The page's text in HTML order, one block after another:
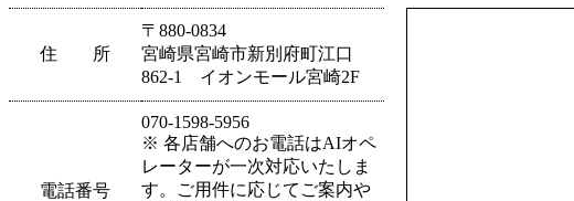
住 所
〒880-0834
宮崎県宮崎市新別府町江口
862-1 イオンモール宮崎2F
電話番号
070-1598-5956
※ 各店舗へのお電話はAIオペ
レーターが一次対応いたしま
す。ご用件に応じてご案内や